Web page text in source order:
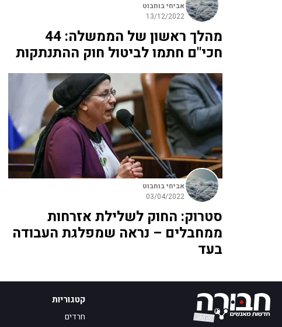
אביחי בוחבוט
13/12/2022
מהלך ראשון של הממשלה: 44
חכי"ם חתמו לביטול חוק ההתנתקות
אביחי בוחבוט
03/04/2022
סטרוק: החוק לשלילת אזרחות
ממחבלים – נראה שמפלגת העבודה
בעד
קטגוריות
חרדים